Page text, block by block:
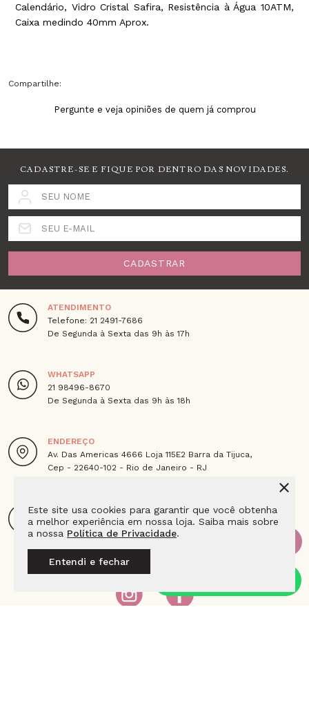
Este site usa cookies para garantir que você obtenha
a melhor experiência em nossa loja. Saiba mais sobre
a nossa Política de Privacidade.
Entendi e fechar
Calendário, Vidro Cristal Safira, Resistência à Água 10ATM,
Caixa medindo 40mm Aprox.
Compartilhe:
Pergunte e veja opiniões de quem já comprou
CADASTRE-SE E FIQUE POR DENTRO DAS NOVIDADES.
SEU NOME
SEU E-MAIL
CADASTRAR
ATENDIMENTO
Telefone: 21 2491-7686
De Segunda à Sexta das 9h às 17h
WHATSAPP
21 98496-8670
De Segunda à Sexta das 9h às 18h
ENDEREÇO
Av. Das Americas 4666 Loja 115E2 Barra da Tijuca,
Cep - 22640-102 - Rio de Janeiro - RJ
E-MAIL
sac@joiaslulean.com.br
SIGA A LULEAN NAS REDES